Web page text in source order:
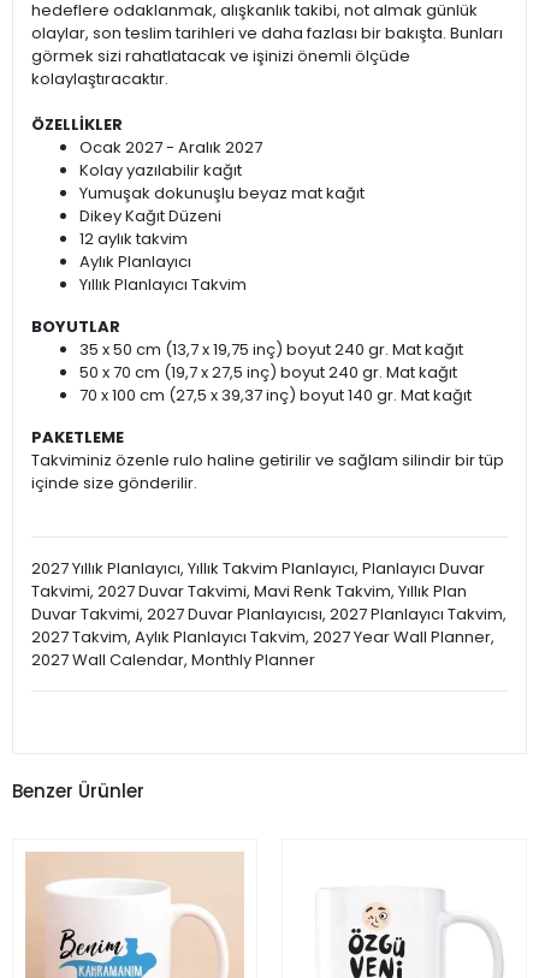
hedeflere odaklanmak, alışkanlık takibi, not almak günlük
olaylar, son teslim tarihleri ve daha fazlası bir bakışta. Bunları
görmek sizi rahatlatacak ve işinizi önemli ölçüde
kolaylaştıracaktır.
ÖZELLİKLER
Ocak 2027 - Aralık 2027
Kolay yazılabilir kağıt
Yumuşak dokunuşlu beyaz mat kağıt
Dikey Kağıt Düzeni
12 aylık takvim
Aylık Planlayıcı
Yıllık Planlayıcı Takvim
BOYUTLAR
35 x 50 cm (13,7 x 19,75 inç) boyut 240 gr. Mat kağıt
50 x 70 cm (19,7 x 27,5 inç) boyut 240 gr. Mat kağıt
70 x 100 cm (27,5 x 39,37 inç) boyut 140 gr. Mat kağıt
PAKETLEME
Takviminiz özenle rulo haline getirilir ve sağlam silindir bir tüp
içinde size gönderilir.
2027 Yıllık Planlayıcı, Yıllık Takvim Planlayıcı, Planlayıcı Duvar
Takvimi, 2027 Duvar Takvimi, Mavi Renk Takvim, Yıllık Plan
Duvar Takvimi, 2027 Duvar Planlayıcısı, 2027 Planlayıcı Takvim,
2027 Takvim, Aylık Planlayıcı Takvim, 2027 Year Wall Planner,
2027 Wall Calendar, Monthly Planner
Benzer Ürünler